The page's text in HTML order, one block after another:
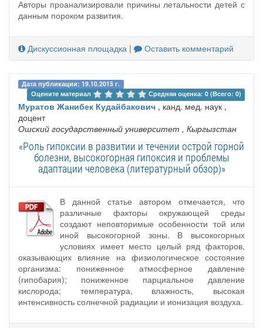
Авторы проанализировали причины летальности детей с
данным пороком развития.
Дискуссионная площадка | Оставить комментарий
Дата публикации: 19.10.2015 г.
Оцените материал
Средняя оценка: 0 (Всего: 0)
Муратов Жанибек Кудайбакович , канд. мед. наук ,
доцент
Ошский государственный университет , Кыргызстан
«Роль гипоксии в развитии и течении острой горной
болезни, высокогорная гипоксия и проблемы
адаптации человека (литературный обзор)»
В данной статье автором отмечается, что
различные факторы окружающей среды
создают неповторимые особенности той или
иной высокогорной зоны. В высокогорных
условиях имеет место целый ряд факторов,
оказывающих влияние на физиологическое состояние
организма: пониженное атмосферное давление
(гипобария); пониженное парциальное давление
кислорода; температура, влажность, высокая
интенсивность солнечной радиации и ионизация воздуха.